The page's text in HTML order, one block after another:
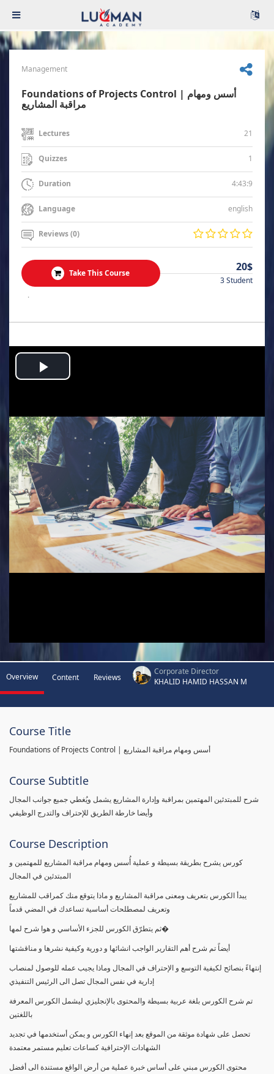
Management
Foundations of Projects Control | أسس ومهام
مراقبة المشاريع
Lectures 21
Quizzes 1
Duration 4:43:9
Language english
Reviews (0)
Take This Course 20$
3 Student
.
Play
Overview Content Reviews
Corporate Director
KHALID HAMID HASSAN M
Course Title
Foundations of Projects Control | أسس ومهام مراقبة المشاريع
Course Subtitle
شرح للمبتدئين المهتمين بمراقبة وإدارة المشاريع يشمل ويُغطي جميع جوانب المجال
وأيضا خارطة الطريق للإحتراف والتدرج الوظيفي
Course Description
كورس يشرح بطريقة بسيطة و عملية أُسس ومهام مراقبة المشاريع للمهتمين و
المبتدئين في المجال
يبدأ الكورس بتعريف ومعنى مراقبة المشاريع و ماذا يتوقع منك كمراقب للمشاريع
وتعريف لمصطلحات أساسية تساعدك في المضي قدماً
ثم يتطرّق الكورس للجزء الأساسي و هوا شرح لمها�
أيضاً تم شرح أهم التقارير الواجب انشائها و دورية وكيفية نشرها و مناقشتها
إنتهاءً بنصائح لكيفية التوسع و الإحتراف في المجال وماذا يجيب عمله للوصول لمنصاب
إدارية في نفس المجال تصل الى الرئيس التنفيذي
تم شرح الكورس بلغة عربية بسيطة والمحتوى بالإنجليزي ليشمل الكورس المعرفة
باللغتين
تحصل على شهادة موثقة من الموقع بعد إنهاء الكورس و يمكن أستخدمها في تجديد
الشهادات الإحترافية كساعات تعليم مستمر معتمدة
محتوى الكورس مبني على أساس خبرة عملية من أرض الواقع مستندة الى أفضل